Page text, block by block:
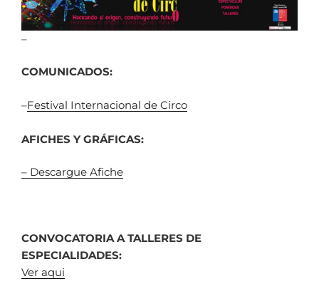
–
COMUNICADOS:
–Festival Internacional de Circo
AFICHES Y GRÁFICAS:
– Descargue Afiche
CONVOCATORIA A TALLERES DE
ESPECIALIDADES:
Ver aqui